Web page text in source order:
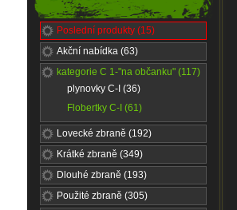
Poslední produkty (15)
Akční nabídka (63)
kategorie C 1-"na občanku" (117)
plynovky C-I (36)
Flobertky C-I (61)
Lovecké zbraně (192)
Krátké zbraně (349)
Dlouhé zbraně (193)
Použité zbraně (305)